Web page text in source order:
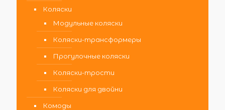
Коляски
Модульные коляски
Коляски-трансформеры
Прогулочные коляски
Коляски-трости
Коляски для двойни
Комоды